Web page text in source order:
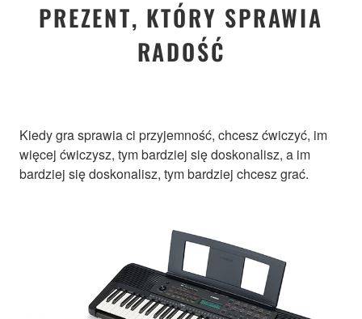
PREZENT, KTÓRY SPRAWIA
RADOŚĆ
Kiedy gra sprawia ci przyjemność, chcesz ćwiczyć, im
więcej ćwiczysz, tym bardziej się doskonalisz, a im
bardziej się doskonalisz, tym bardziej chcesz grać.